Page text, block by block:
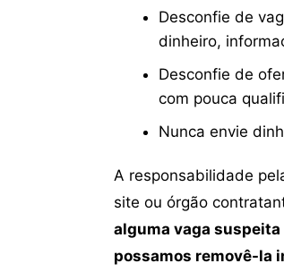
Desconfie de
dinheiro,
Desconfie de
com pouca
Nunca envie
A responsabilidade
site ou órgão
alguma vaga
possamos removê-la